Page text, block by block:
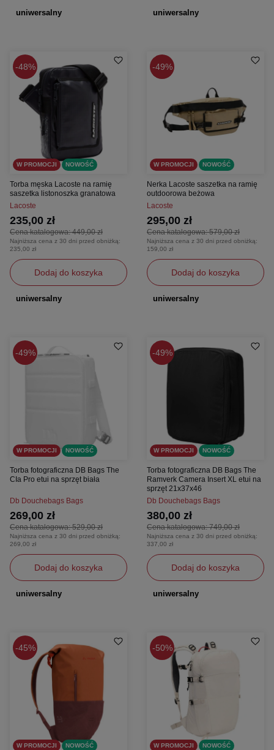
uniwersalny uniwersalny
48%
W PROMOCJI NOWOŚĆ
Torba męska Lacoste na ramię
saszetka listonoszka granatowa
Lacoste
Cena katalogowa:449,00 zł
235,00 zł
Najniższa cena z 30 dni przed obniżką:
235,00 zł
Dodaj do koszyka
uniwersalny
49%
W PROMOCJI NOWOŚĆ
Nerka Lacoste saszetka na ramię
outdoorowa beżowa
Lacoste
Cena katalogowa:579,00 zł
295,00 zł
Najniższa cena z 30 dni przed obniżką:
159,00 zł
Dodaj do koszyka
uniwersalny
49%
W PROMOCJI NOWOŚĆ
Torba fotograficzna DB Bags The
CIa Pro etui na sprzęt biała
Db Douchebags Bags
Cena katalogowa:529,00 zł
269,00 zł
Najniższa cena z 30 dni przed obniżką:
269,00 zł
Dodaj do koszyka
uniwersalny
49%
W PROMOCJI NOWOŚĆ
Torba fotograficzna DB Bags The
Ramverk Camera Insert XL etui na
sprzęt 21x37x46
Db Douchebags Bags
Cena katalogowa:749,00 zł
380,00 zł
Najniższa cena z 30 dni przed obniżką:
337,00 zł
Dodaj do koszyka
uniwersalny
45%
W PROMOCJI NOWOŚĆ
50%
W PROMOCJI NOWOŚĆ